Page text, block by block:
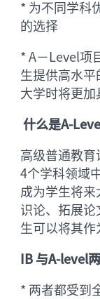
* 为不同学科
的选择
* A－Level项
生提供高水
大学时将更
什么是A-
高级普通教
4个学科领域
成为学生将
识论、拓展
生可以将其作
IB 与A-level
* 两者都受到